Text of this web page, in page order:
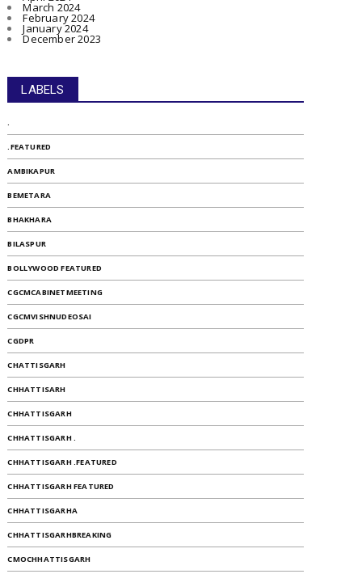
March 2024
February 2024
January 2024
December 2023
LABELS
.
.FEATURED
AMBIKAPUR
BEMETARA
BHAKHARA
BILASPUR
BOLLYWOOD FEATURED
CGCMCABINETMEETING
CGCMVISHNUDEOSAI
CGDPR
CHATTISGARH
CHHATTISARH
CHHATTISGARH
CHHATTISGARH .
CHHATTISGARH .FEATURED
CHHATTISGARH FEATURED
CHHATTISGARHA
CHHATTISGARHBREAKING
CMOCHHATTISGARH